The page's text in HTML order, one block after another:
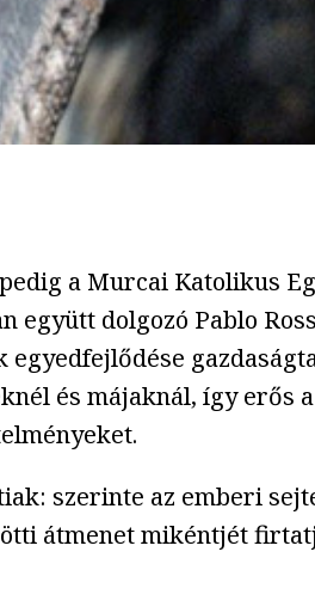
a Murcai Katolikus
dolgozó Pablo
és májaknál, így erős
szerinte az emberi
átmenet mikéntjét